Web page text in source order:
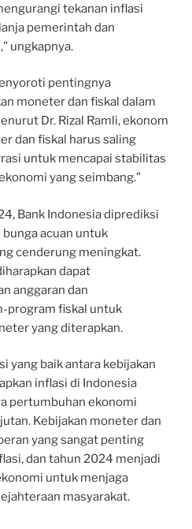
tekanan inflasi
pemerintah dan
ungkapnya.
pentingnya
moneter dan fiskal dalam
Dr. Rizal Ramli, ekonom
dan fiskal harus saling
untuk mencapai stabilitas
yang seimbang.”
Bank Indonesia diprediksi
acuan untuk
cenderung meningkat.
dapat
anggaran dan
program fiskal untuk
yang diterapkan.
yang baik antara kebijakan
inflasi di Indonesia
pertumbuhan ekonomi
Kebijakan moneter dan
yang sangat penting
dan tahun 2024 menjadi
untuk menjaga
masyarakat.